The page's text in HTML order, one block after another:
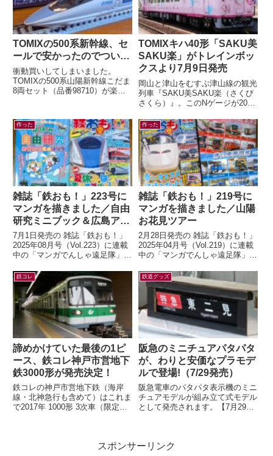
TOMIXの500系新幹線、セ
ールで安かったのでつい…
衝動買いしてしまいました。
TOMIXの500系山陽新幹線こだま
8両セット（品番98710）が楽天
は...
TOMIXキハ40形「SAKU美
SAKU楽」がトレインボッ
クスより7月9日発売
岡山と津山をむすぶ津山線の観光
列車『SAKU美SAKU楽（さくび
さくら）』。このNゲージが2026
ックスにて限定販売されます...
作った
雑誌「鉄おも！」223号に
マンガを描きました／自由
研究ミニブック＆広島アス
トラムライン編
7月1日発売の 雑誌「鉄おも！」
2025年08月号（Vol.223）に連載
中の「マンガでんしゃ遠足隊」最
トラムラインにのって広島お...
作った
雑誌「鉄おも！」219号に
マンガを描きました／山陽
お花見ツアー
2月28日発売の 雑誌「鉄おも！」
2025年04月号（Vol.219）に連載
中の「マンガでんしゃ遠足隊」最
ロマンの山陽お花見ツアー...
鉄コレ
諦めかけていた最後の1ピ
ース、鉄コレ神戸市営地下
鉄3000形が発売決定！
鉄コレの神戸市営地下鉄（海岸
線・北神急行も含めて）はこれま
で2017年 1000形 3次車（限定）
鉄道グッズ
阪急のミニチュアパタパタ
が、わりと安価なプラモデ
ルで登場!（7/29発売）
阪急電車のパタパタ表示機のミニ
チュアモデルが組み立て式モデル
として発売されます。【7月29日
スポンサーリンク